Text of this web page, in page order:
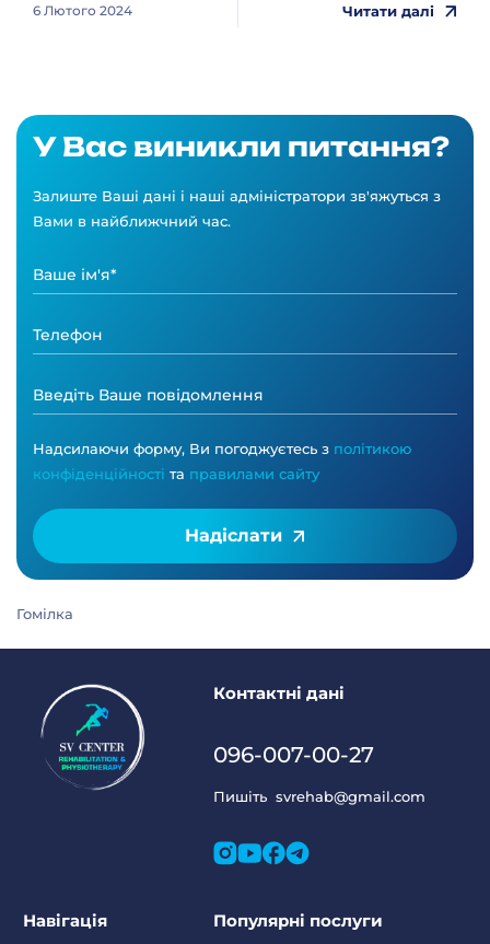
6 Лютого 2024 Читати далі
У Вас виникли питання?
Залиште Ваші дані і наші адміністратори зв'яжуться з
Вами в найближчний час.
Надсилаючи форму, Ви погоджуєтесь з політикою
конфіденційності та правилами сайту
Надіслати
Гомілка
Навігація Популярні послуги
Контактні дані
096-007-00-27
Пишітьsvrehab@gmail.com